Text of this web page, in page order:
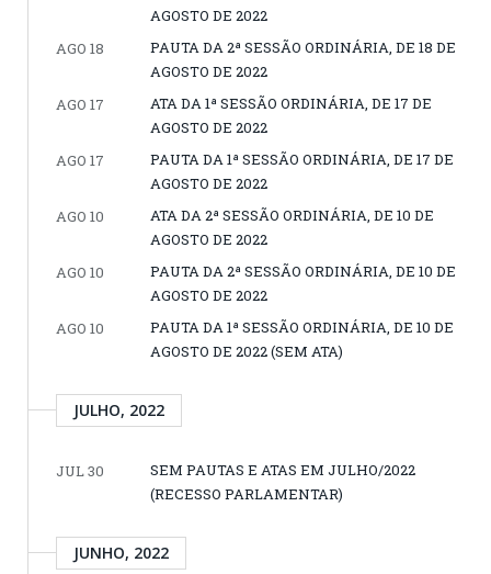
AGOSTO DE 2022
AGO 18
PAUTA DA 2ª SESSÃO ORDINÁRIA, DE 18 DE
AGOSTO DE 2022
AGO 17
ATA DA 1ª SESSÃO ORDINÁRIA, DE 17 DE
AGOSTO DE 2022
AGO 17
PAUTA DA 1ª SESSÃO ORDINÁRIA, DE 17 DE
AGOSTO DE 2022
AGO 10
ATA DA 2ª SESSÃO ORDINÁRIA, DE 10 DE
AGOSTO DE 2022
AGO 10
PAUTA DA 2ª SESSÃO ORDINÁRIA, DE 10 DE
AGOSTO DE 2022
AGO 10
PAUTA DA 1ª SESSÃO ORDINÁRIA, DE 10 DE
AGOSTO DE 2022 (SEM ATA)
JULHO, 2022
JUL 30
SEM PAUTAS E ATAS EM JULHO/2022
(RECESSO PARLAMENTAR)
JUNHO, 2022